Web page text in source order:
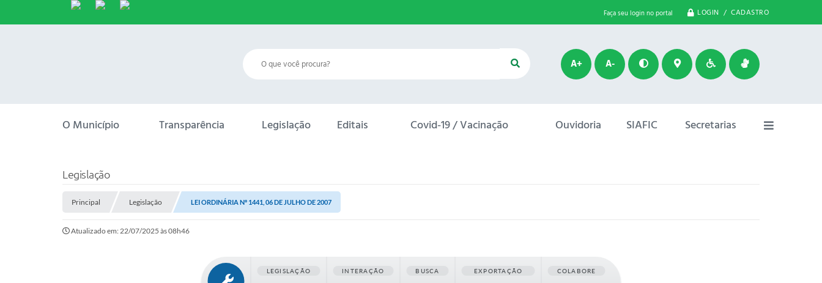
Faça seu login no portal LOGIN / CADASTRO
A+ A-
O Município Transparência Legislação Editais Covid-19 / Vacinação Ouvidoria SIAFIC Secretarias
Legislação
Principal Legislação LEI ORDINÁRIA Nº 1441, 06 DE JULHO DE 2007
Atualizado em: 22/07/2025 às 08h46
LEGISLAÇÃO INTERAÇÃO BUSCA EXPORTAÇÃO COLABORE